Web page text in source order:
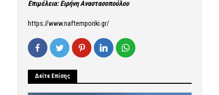
Επιμέλεια: Ειρήνη Αναστασοπούλου
https://www.naftemporiki.gr/
Δείτε Επίσης